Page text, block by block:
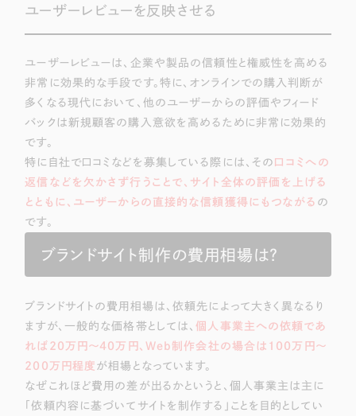
ユーザーレビューを反映させる
ユーザーレビューは、企業や製品の信頼性と権威性を高める
非常に効果的な手段です。特に、オンラインでの購入判断が
多くなる現代において、他のユーザーからの評価やフィード
バックは新規顧客の購入意欲を高めるために非常に効果的
です。
特に自社で口コミなどを募集している際には、その 口コミへの
返信などを欠かさず行うことで、サイト全体の評価を上げる
とともに、ユーザーからの直接的な信頼獲得にもつながる の
です。
ブランドサイト制作の費用相場は？
ブランドサイトの費用相場は、依頼先によって大きく異なるり
ますが、一般的な価格帯としては、個人事業主への依頼であ
れば20万円〜40万円、Web制作会社の場合は100万円〜
200万円程度 が相場となっています。
なぜこれほど費用の差が出るかというと、個人事業主は主に
「依頼内容に基づいてサイトを制作する」ことを目的としてい